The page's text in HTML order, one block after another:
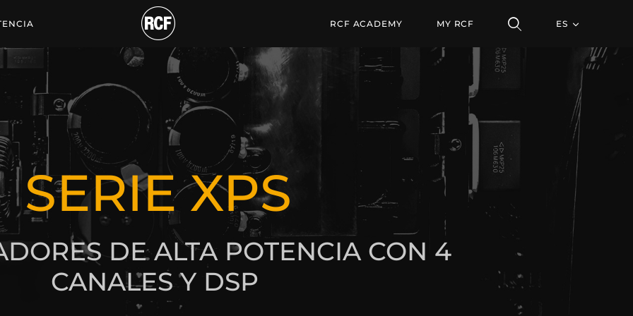
RCF ACADEMY MY RCF ES
DESCUBRA TODOS LOS PRODUCTOS
SERIE XPS
DE ALTA POTENCIA CON 4
CANALES Y DSP